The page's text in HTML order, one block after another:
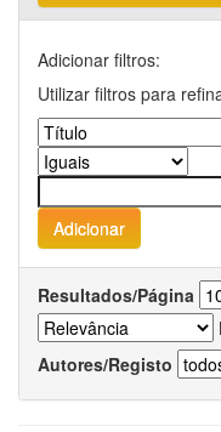
Adicionar filtros:
Utilizar filtros para
Resultados/Página
Autores/Registo